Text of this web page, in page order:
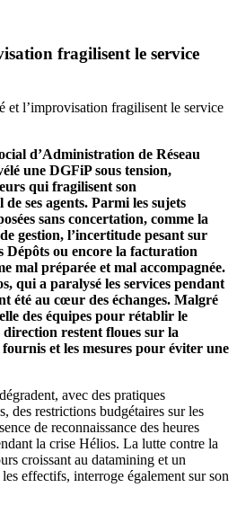
fragilisent le service
et l’improvisation fragilisent le service
d’Administration de Réseau
une DGFiP sous tension,
qui fragilisent son
ses agents. Parmi les sujets
sans concertation, comme la
gestion, l’incertitude pesant sur
Dépôts ou encore la facturation
mal préparée et mal accompagnée.
qui a paralysé les services pendant
été au cœur des échanges. Malgré
des équipes pour rétablir le
direction restent floues sur la
et les mesures pour éviter une
avec des pratiques
des restrictions budgétaires sur les
de reconnaissance des heures
la crise Hélios. La lutte contre la
croissant au datamining et un
effectifs, interroge également sur son